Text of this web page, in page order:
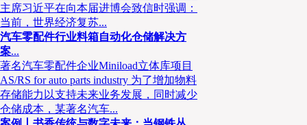
发展。不过在于刚看来，有如当年线上零售生鲜从无人问津到如今的
然会被越来越多的消费者接受，2019年12月开始实施的新版《药品管
药，将会进一步推动消费者的接受度。以此次疫情为例，于刚表示，
切以疫情优先，另一方面由于病毒感染力强，消费者前往医院面临着
下，互联网医药健康成为了疫情之下理想的服务模式。
定义科技，赋能行业生态参与者
主席习近平在向本届进博会致信时强调：
当前，世界经济复苏...
汽车零配件行业料箱自动化仓储解决方
案...
著名汽车零配件企业Miniload立体库项目
AS/RS for auto parts industry 为了增加物料
存储能力以支持未来业务发展，同时减少
仓储成本，某著名汽车...